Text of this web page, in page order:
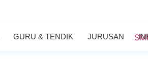
GURU & TENDIK JURUSAN